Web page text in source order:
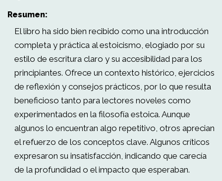
Resumen:
El libro ha sido bien recibido como una introducción
completa y práctica al estoicismo, elogiado por su
estilo de escritura claro y su accesibilidad para los
principiantes. Ofrece un contexto histórico, ejercicios
de reflexión y consejos prácticos, por lo que resulta
beneficioso tanto para lectores noveles como
experimentados en la filosofía estoica. Aunque
algunos lo encuentran algo repetitivo, otros aprecian
el refuerzo de los conceptos clave. Algunos críticos
expresaron su insatisfacción, indicando que carecía
de la profundidad o el impacto que esperaban.